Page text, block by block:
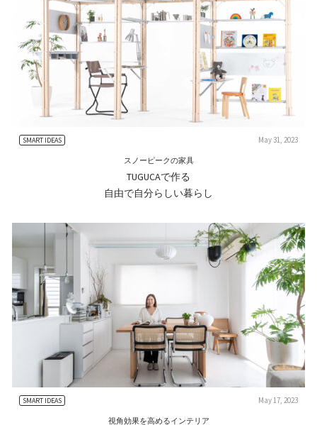
SMART IDEAS May 31, 2023
スノーピークの家具
TUGUCAで作る
自由で自分らしい暮らし
SMART IDEAS May 17, 2023
視角効果を高めるインテリア